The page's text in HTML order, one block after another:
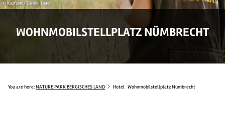
© Kaufland/ Carolin Lauer
WOHNMOBILSTELLPLATZ NÜMBRECHT
You are here:NATURE PARK BERGISCHES LAND Hotel Wohnmobilstellplatz Nümbrecht